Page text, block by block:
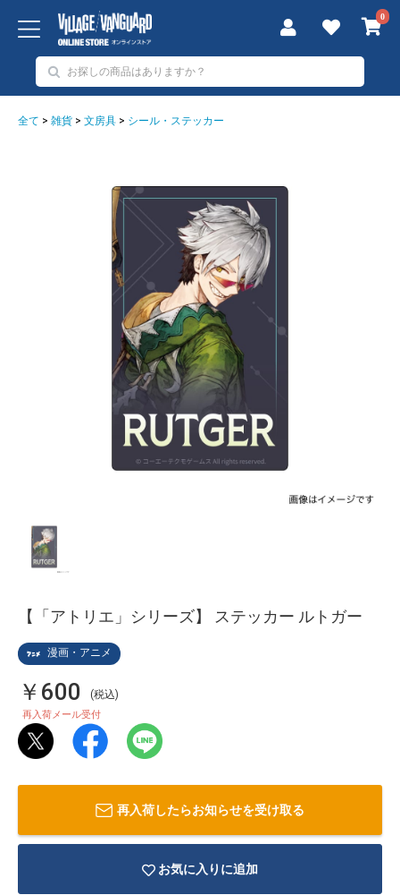
0
全て > 雑貨 > 文房具 > シール・ステッカー
漫画・アニメ
【「アトリエ」シリーズ】 ステッカー ルトガー
￥600 (税込)
再入荷メール受付
再入荷したらお知らせを受け取る
お気に入りに追加